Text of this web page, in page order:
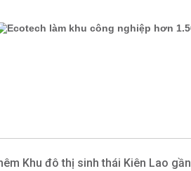
Khu đô thị sinh thái Kiên Lao gần